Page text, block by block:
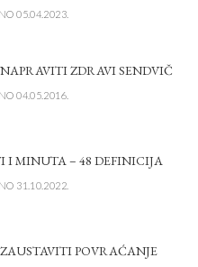
05.04.2023.
ZDRAVI SENDVIČ
04.05.2016.
I MINUTA – 48 DEFINICIJA
31.10.2022.
POVRAĆANJE